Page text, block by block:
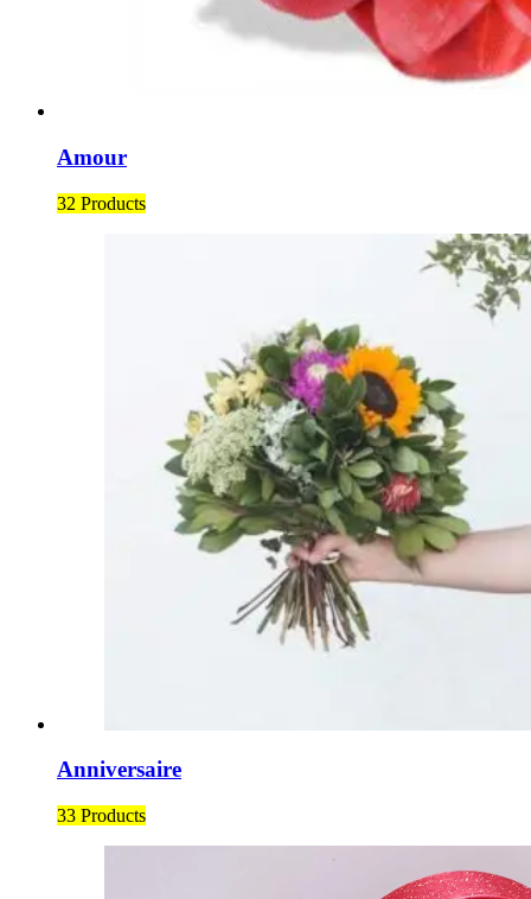
Amour
32 Products
Anniversaire
33 Products